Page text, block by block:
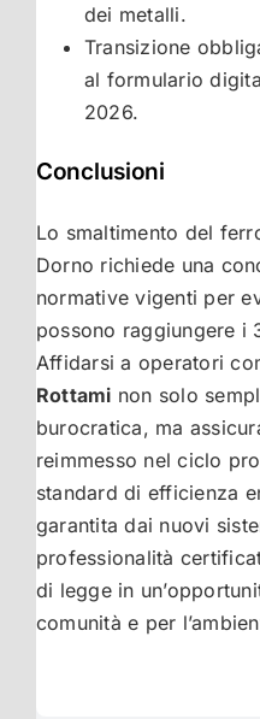
dei metalli.
Transizione
al formulario
2026.
Conclusioni
Lo smaltimento del
Dorno richiede una
normative vigenti per
possono raggiungere i
Affidarsi a operatori
Rottami non solo
burocratica, ma
reimmesso nel ciclo
standard di efficienza
garantita dai nuovi
professionalità
di legge in
comunità e per